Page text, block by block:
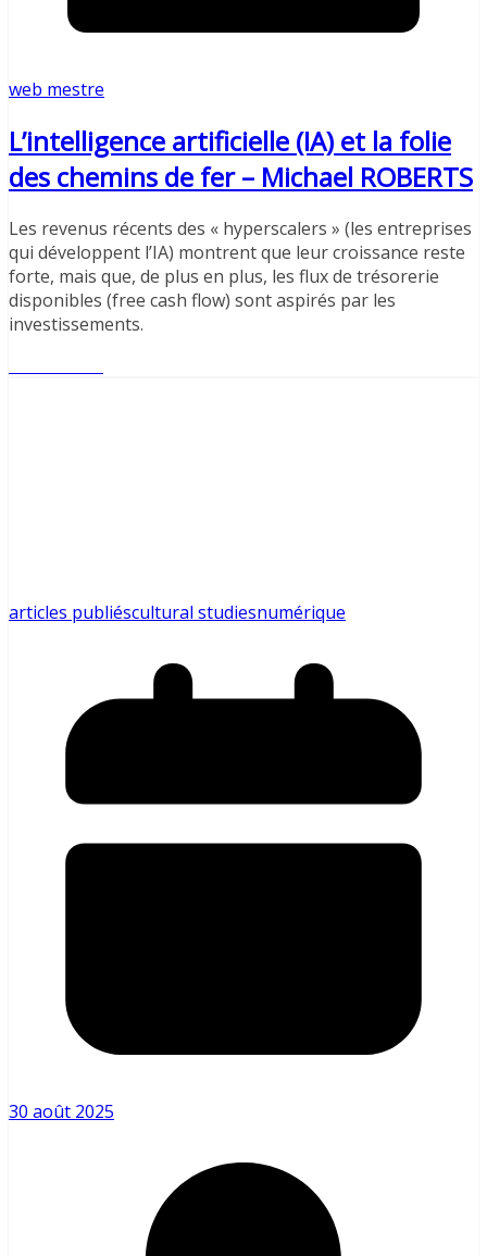
web mestre
L’intelligence artificielle (IA) et la folie
des chemins de fer – Michael ROBERTS
Les revenus récents des « hyperscalers » (les entreprises
qui développent l’IA) montrent que leur croissance reste
forte, mais que, de plus en plus, les flux de trésorerie
disponibles (free cash flow) sont aspirés par les
investissements.
articles publiéscultural studiesnumérique
30 août 2025